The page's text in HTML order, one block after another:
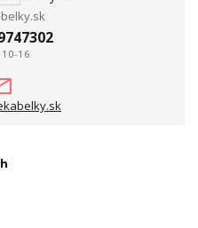
10-16